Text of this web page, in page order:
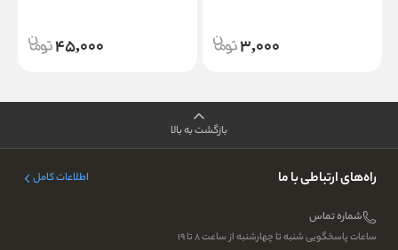
3,000
45,000
بازگشت به بالا
راه‌های ارتباطی با ما اطلاعات کامل
شماره تماس
ساعات پاسخگویی شنبه تا چهارشنبه از ساعت ۸ تا ۱۹